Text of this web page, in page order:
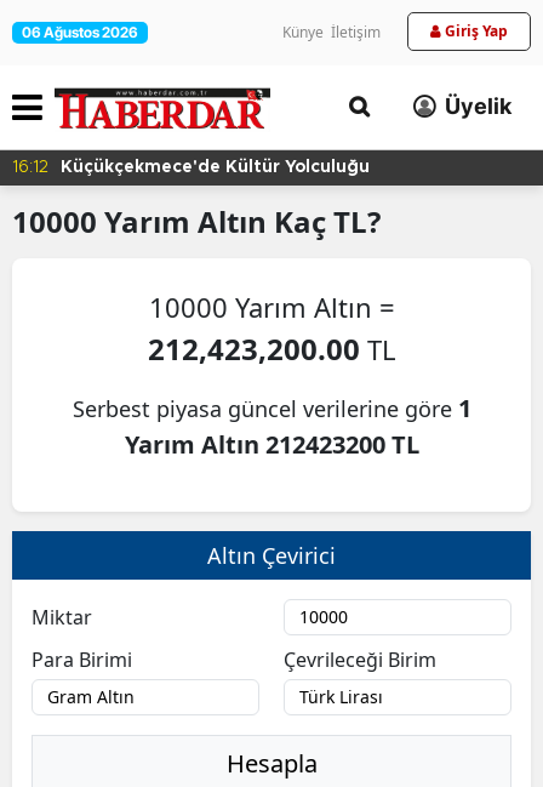
06 Ağustos 2026 Künye İletişim Giriş Yap
Üyelik
16:12 Küçükçekmece'de Kültür Yolculuğu
10000 Yarım Altın Kaç TL?
10000 Yarım Altın =
212,423,200.00 TL
Serbest piyasa güncel verilerine göre 1
Yarım Altın 212423200 TL
Altın Çevirici
Miktar
Para Birimi
Çevrileceği Birim
Hesapla